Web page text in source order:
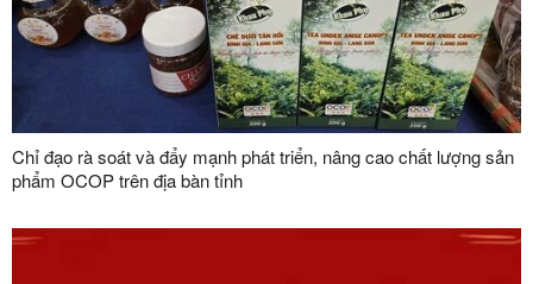
Chỉ đạo rà soát và đẩy mạnh phát triển, nâng cao chất lượng sản
phẩm OCOP trên địa bàn tỉnh